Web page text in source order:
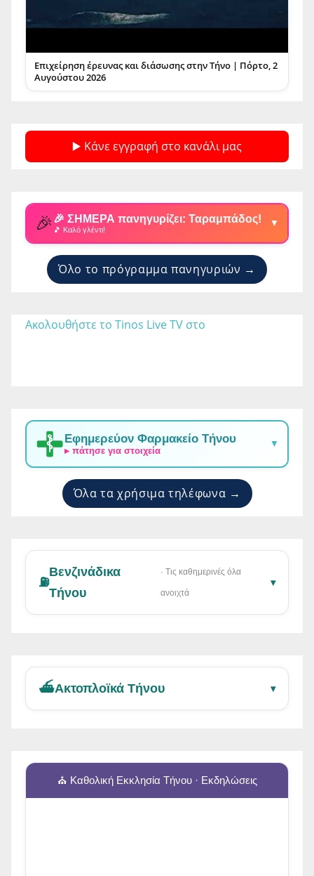
Επιχείρηση έρευνας και διάσωσης στην Τήνο | Πόρτο, 2
Αυγούστου 2026
▶️ Κάνε εγγραφή στο κανάλι μας
🎉 🎉 ΣΗΜΕΡΑ πανηγυρίζει: Ταραμπάδος!
🎵 Καλό γλέντι!
▼
Όλο το πρόγραμμα πανηγυριών →
Ακολουθήστε το Tinos Live TV στο
Εφημερεύον Φαρμακείο Τήνου
▸ πάτησε για στοιχεία
▼
Όλα τα χρήσιμα τηλέφωνα →
⛽
Βενζινάδικα
Τήνου
· Τις καθημερινές όλα
ανοιχτά
▾
⛴️Ακτοπλοϊκά Τήνου ▾
⛪ Καθολική Εκκλησία Τήνου · Εκδηλώσεις